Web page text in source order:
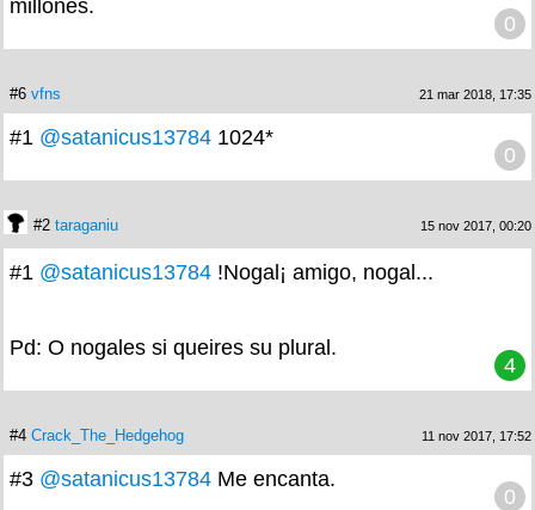
millones.
0
#6 vfns 21 mar 2018, 17:35
#1 @satanicus13784 1024*
0
#2 taraganiu 15 nov 2017, 00:20
#1 @satanicus13784 !Nogal¡ amigo, nogal...
Pd: O nogales si queires su plural.
4
#4 Crack_The_Hedgehog 11 nov 2017, 17:52
#3 @satanicus13784 Me encanta.
0